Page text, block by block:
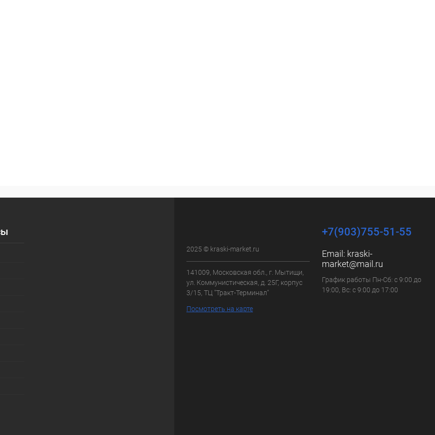
2025 © kraski-market.ru
141009, Московская обл., г. Мытищи,
ул. Коммунистическая, д. 25Г, корпус
3/15, ТЦ "Тракт-Терминал"
Посмотреть на карте
+7(903)755-51-55
Email: kraski-
market@mail.ru
График работы Пн-Сб: с 9:00 до
19:00, Вс: с 9:00 до 17:00